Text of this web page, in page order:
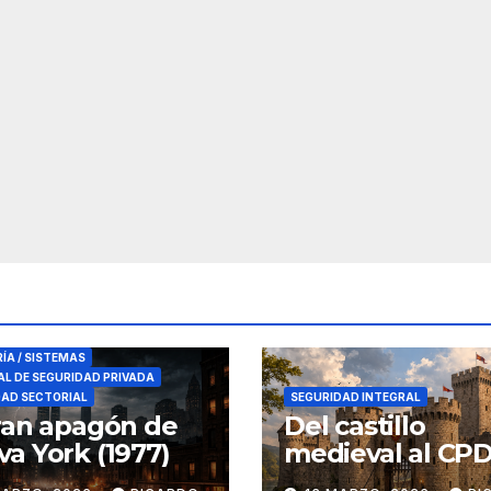
/ SISTEMAS
DE SEGURIDAD PRIVADA
SECTORIAL
apagón de
York (1977)
SEGURIDAD INTEGRAL
Del castillo
medieval al
seguridad por